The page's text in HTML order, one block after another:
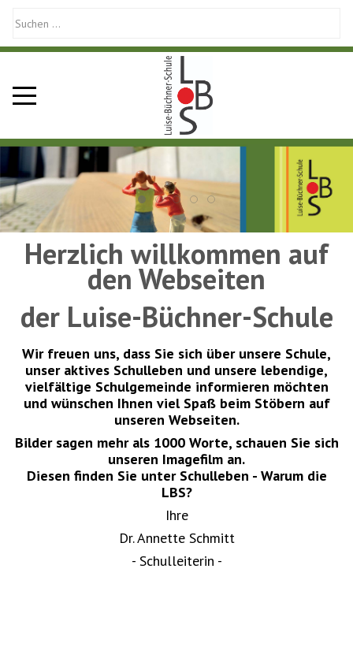
Mobile Menu Toggle
Herzlich willkommen auf
den Webseiten
der Luise-Büchner-Schule
Wir freuen uns, dass Sie sich über unsere Schule,
unser aktives Schulleben und unsere lebendige,
vielfältige Schulgemeinde informieren möchten
und wünschen Ihnen viel Spaß beim Stöbern auf
unseren Webseiten.
Bilder sagen mehr als 1000 Worte, schauen Sie sich
unseren Imagefilm an.
Diesen finden Sie unter Schulleben - Warum die
LBS?
Ihre
Dr. Annette Schmitt
- Schulleiterin -